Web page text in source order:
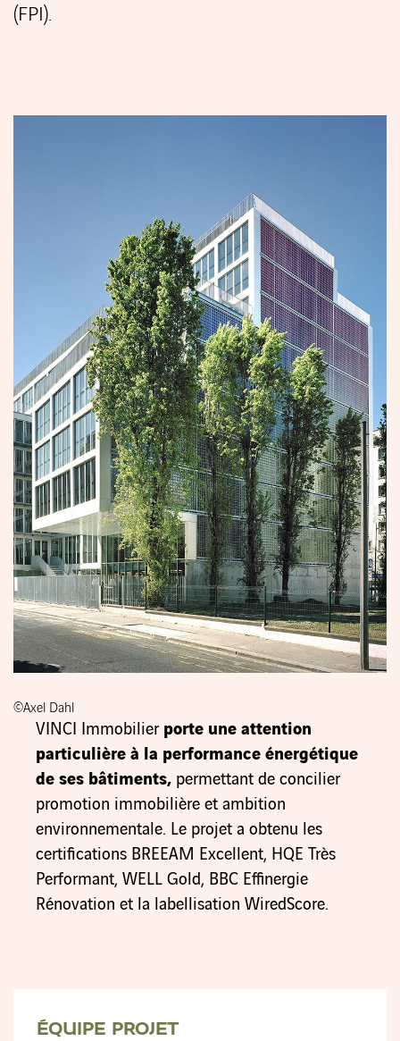
(FPI).
VINCI Immobilier porte une attention
particulière à la performance énergétique
de ses bâtiments, permettant de concilier
promotion immobilière et ambition
environnementale. Le projet a obtenu les
certifications BREEAM Excellent, HQE Très
Performant, WELL Gold, BBC Effinergie
Rénovation et la labellisation WiredScore.
©Axel Dahl
ÉQUIPE PROJET